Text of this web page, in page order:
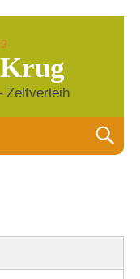
Zeltverleih